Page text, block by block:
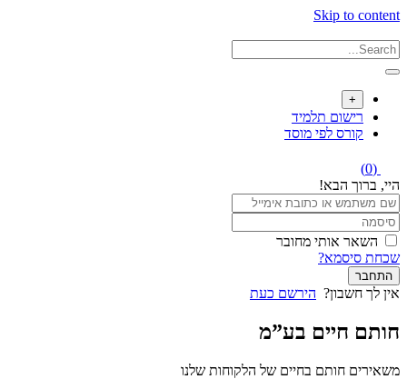
Skip to content
+
רישום תלמיד
קורס לפי מוסד
(0)
היי, ברוך הבא!
השאר אותי מחובר
שכחת סיסמא?
התחבר
אין לך חשבון? הירשם כעת
חותם חיים בע”מ
משאירים חותם בחיים של הלקוחות שלנו